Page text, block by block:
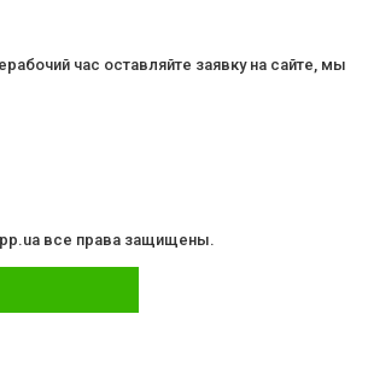
час оставляйте заявку на сайте, мы
все права защищены.